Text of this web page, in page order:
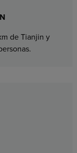
de Tianjin y